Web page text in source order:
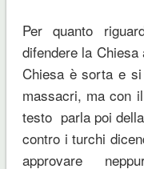
Per quanto
difendere la
Chiesa è sorta e
massacri, ma con
testo parla poi
contro i turchi
approvare